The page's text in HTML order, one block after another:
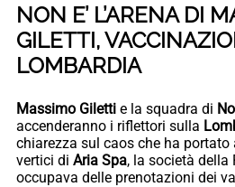
NON E’ L’ARENA DI
GILETTI,
LOMBARDIA
Massimo Giletti e la squadra di
accenderanno i riflettori sulla
chiarezza sul caos che ha portato
vertici di Aria Spa, la società della
occupava delle prenotazioni dei